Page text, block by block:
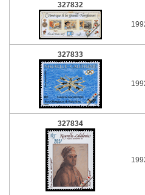
327832
327833
327834